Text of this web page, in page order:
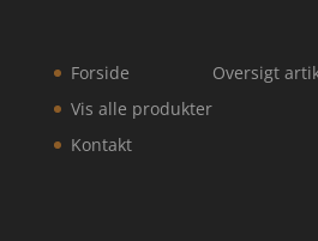
Forside
Vis alle produkter
Kontakt
Oversigt